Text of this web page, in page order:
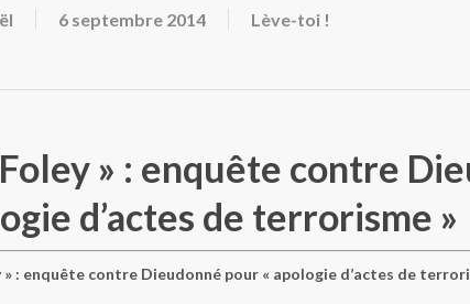
6 septembre 2014 Lève-toi !
» : enquête contre
d’actes de terrorisme »